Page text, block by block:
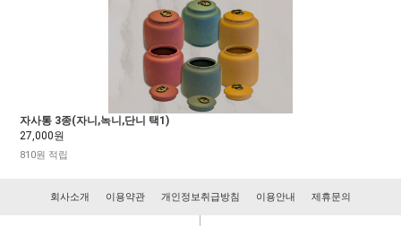
자사통 3종(자니,녹니,단니 택1)
27,000원
810원 적립
회사소개 이용약관 개인정보취급방침 이용안내 제휴문의